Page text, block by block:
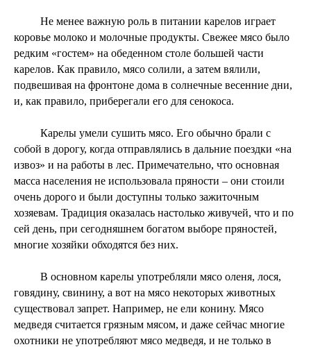
Не менее важную роль в питании карелов играет
коровье молоко и молочные продукты. Свежее мясо было
редким «гостем» на обеденном столе большей части
карелов. Как правило, мясо солили, а затем вялили,
подвешивая на фронтоне дома в солнечные весенние дни,
и, как правило, приберегали его для сенокоса.
Карелы умели сушить мясо. Его обычно брали с
собой в дорогу, когда отправлялись в дальние поездки «на
извоз» и на работы в лес. Примечательно, что основная
масса населения не использовала пряности – они стоили
очень дорого и были доступны только зажиточным
хозяевам. Традиция оказалась настолько живучей, что и по
сей день, при сегодняшнем богатом выборе пряностей,
многие хозяйки обходятся без них.
В основном карелы употребляли мясо оленя, лося,
говядину, свинину, а вот на мясо некоторых животных
существовал запрет. Например, не ели конину. Мясо
медведя считается грязным мясом, и даже сейчас многие
охотники не употребляют мясо медведя, и не только в